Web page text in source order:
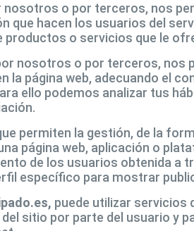
nosotros o por terceros, nos
que hacen los usuarios del
productos o servicios que le
nosotros o por terceros,
página web, adecuando el
ello podemos analizar tus
permiten la gestión, de la
página web, aplicación o
de los usuarios obtenida a
específico para mostrar
puede utilizar servicios
sitio por parte del usuario y